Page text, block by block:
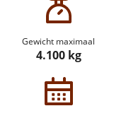
Gewicht maximaal
4.100 kg